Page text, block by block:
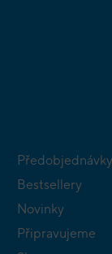
Předobjednávky
Bestsellery
Novinky
Připravujeme